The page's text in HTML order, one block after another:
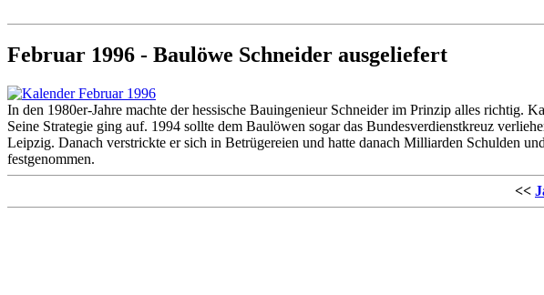
Februar 1996 - Baulöwe Schneider ausgeliefert
In den 1980er-Jahre machte der hessische Bauingenieur Schneider im Prinzip alles
Seine Strategie ging auf. 1994 sollte dem Baulöwen sogar das Bundesverdienstkreuz
Leipzig. Danach verstrickte er sich in Betrügereien und hatte danach Milliarden Schulden
festgenommen.
<<